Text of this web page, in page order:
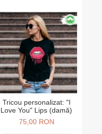
Tricou personalizat: "I
Love You" Lips (damă)
75,00 RON